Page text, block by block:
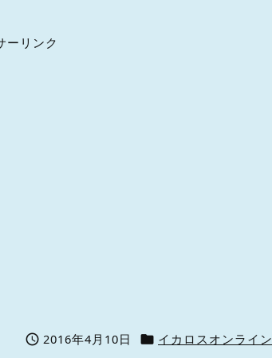
ーリンク
 2016年4月10日  イカロスオンライン